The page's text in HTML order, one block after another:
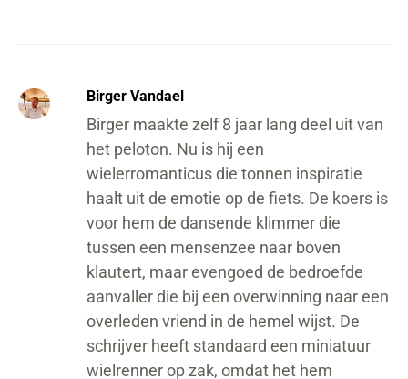
Birger Vandael
Birger maakte zelf 8 jaar lang deel uit van
het peloton. Nu is hij een
wielerromanticus die tonnen inspiratie
haalt uit de emotie op de fiets. De koers is
voor hem de dansende klimmer die
tussen een mensenzee naar boven
klautert, maar evengoed de bedroefde
aanvaller die bij een overwinning naar een
overleden vriend in de hemel wijst. De
schrijver heeft standaard een miniatuur
wielrenner op zak, omdat het hem